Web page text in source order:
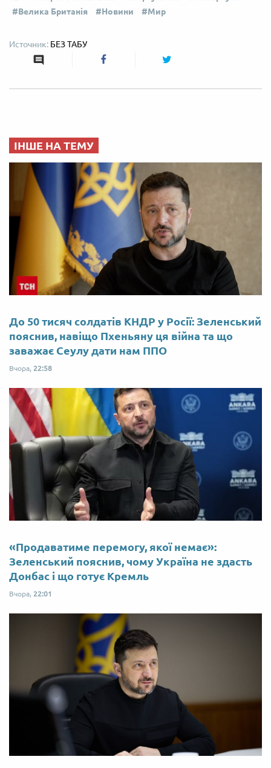
Велика Британія
Новини Мир
БЕЗ ТАБУ
ІНШЕ НА ТЕМУ
До 50 тисяч солдатів КНДР у Росії: Зеленський
пояснив, навіщо Пхеньяну ця війна та що
заважає Сеулу дати нам ППО
Вчора, 22:58
«Продаватиме перемогу, якої немає»:
Зеленський пояснив, чому Україна не здасть
Донбас і що готує Кремль
Вчора, 22:01